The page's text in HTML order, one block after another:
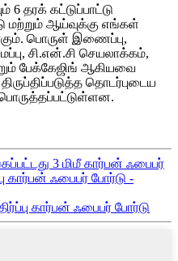
தரக் கட்டுப்பாட்டு
மற்றும் ஆய்வுக்கு எங்கள்
பொருள் இணைப்பு,
சி.என்.சி செயலாக்கம்,
பேக்கேஜிங் ஆகியவை
தொடர்புடைய
3 மிமீ கார்பன் ஃபைபர்
கார்பன் ஃபைபர் போர்டு -
கார்பன் ஃபைபர் போர்டு